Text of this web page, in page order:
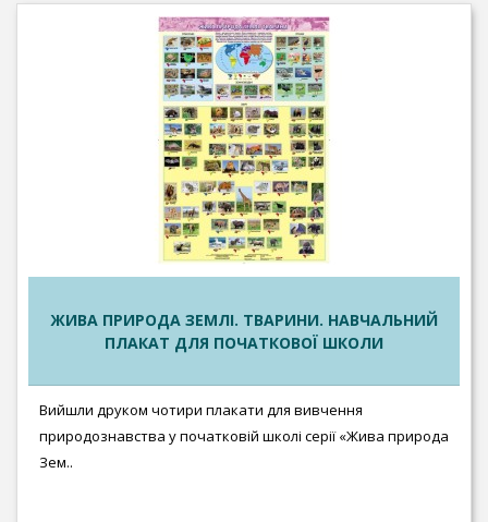
ЖИВА ПРИРОДА ЗЕМЛІ. ТВАРИНИ. НАВЧАЛЬНИЙ
ПЛАКАТ ДЛЯ ПОЧАТКОВОЇ ШКОЛИ
Вийшли друком чотири плакати для вивчення
природознавства у початковій школі серії «Жива природа
Зем..